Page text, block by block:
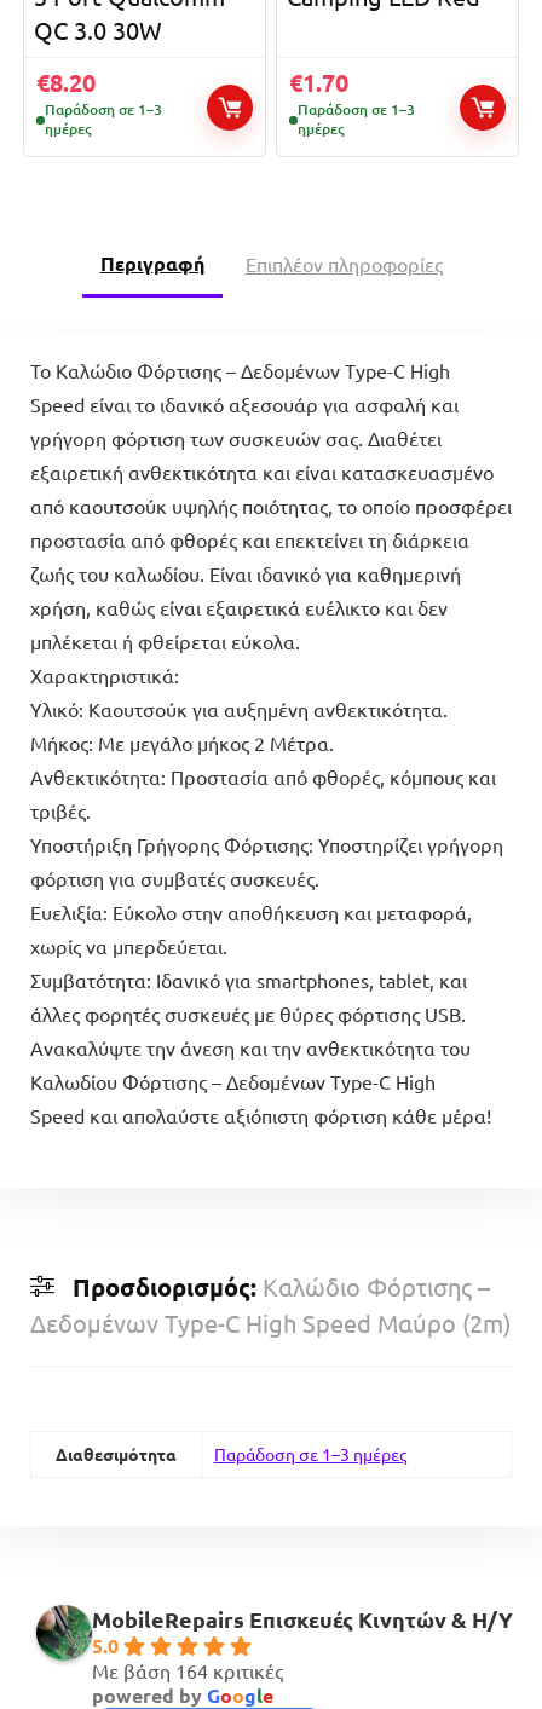
QC 3.0 30W
€8.20
Παράδοση σε 1–3
ημέρες
€1.70
Παράδοση σε 1–3
ημέρες
Περιγραφή Επιπλέον πληροφορίες
Το Καλώδιο Φόρτισης – Δεδομένων Type-C High
Speed είναι το ιδανικό αξεσουάρ για ασφαλή και
γρήγορη φόρτιση των συσκευών σας. Διαθέτει
εξαιρετική ανθεκτικότητα και είναι κατασκευασμένο
από καουτσούκ υψηλής ποιότητας, το οποίο προσφέρει
προστασία από φθορές και επεκτείνει τη διάρκεια
ζωής του καλωδίου. Είναι ιδανικό για καθημερινή
χρήση, καθώς είναι εξαιρετικά ευέλικτο και δεν
μπλέκεται ή φθείρεται εύκολα.
Χαρακτηριστικά:
Υλικό: Καουτσούκ για αυξημένη ανθεκτικότητα.
Μήκος: Με μεγάλο μήκος 2 Μέτρα.
Ανθεκτικότητα: Προστασία από φθορές, κόμπους και
τριβές.
Υποστήριξη Γρήγορης Φόρτισης: Υποστηρίζει γρήγορη
φόρτιση για συμβατές συσκευές.
Ευελιξία: Εύκολο στην αποθήκευση και μεταφορά,
χωρίς να μπερδεύεται.
Συμβατότητα: Ιδανικό για smartphones, tablet, και
άλλες φορητές συσκευές με θύρες φόρτισης USB.
Ανακαλύψτε την άνεση και την ανθεκτικότητα του
Καλωδίου Φόρτισης – Δεδομένων Type-C High
Speed και απολαύστε αξιόπιστη φόρτιση κάθε μέρα!
Προσδιορισμός: Καλώδιο Φόρτισης –
Δεδομένων Type-C High Speed Μαύρο (2m)
Διαθεσιμότητα Παράδοση σε 1–3 ημέρες
MobileRepairs Επισκευές Κινητών & H/Y
5.0
Με βάση 164 κριτικές
powered byGoogle